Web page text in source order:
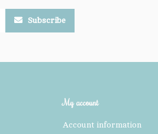
Subscribe
My account
Account information